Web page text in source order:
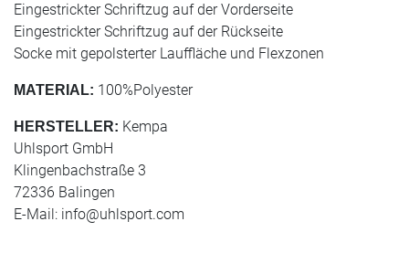
Eingestrickter Schriftzug auf der Vorderseite
Eingestrickter Schriftzug auf der Rückseite
Socke mit gepolsterter Lauffläche und Flexzonen
MATERIAL: 100%Polyester
HERSTELLER: Kempa
Uhlsport GmbH
Klingenbachstraße 3
72336 Balingen
E-Mail: info@uhlsport.com